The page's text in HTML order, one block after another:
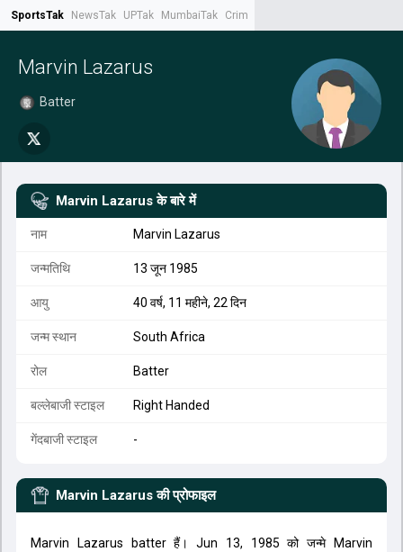
SportsTak NewsTak UPTak MumbaiTak CrimeTak
Marvin Lazarus
Batter
Marvin Lazarus के बारे में
नाम Marvin Lazarus
जन्मतिथि 13 जून 1985
आयु 40 वर्ष, 11 महीने, 22 दिन
जन्म स्थान South Africa
रोल Batter
बल्लेबाजी स्टाइल Right Handed
गेंदबाजी स्टाइल -
Marvin Lazarus की प्रोफाइल
Marvin Lazarus batter हैं। Jun 13, 1985 को जन्मे Marvin